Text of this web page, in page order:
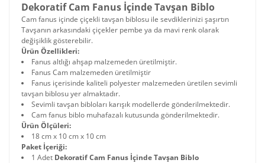
Dekoratif Cam Fanus İçinde Tavşan Biblo
Cam fanus içinde çiçekli tavşan biblosu ile sevdiklerinizi şaşırtın
Tavşanın arkasındaki çiçekler pembe ya da mavi renk olarak
değişiklik gösterebilir.
Ürün Özellikleri:
Fanus altlığı ahşap malzemeden üretilmiştir.
Fanus Cam malzemeden üretilmiştir
Fanus içerisinde kaliteli polyester malzemeden üretilen sevimli
tavşan biblosu yer almaktadır.
Sevimli tavşan bibloları karışık modellerde gönderilmektedir.
Cam fanus biblo muhafazalı kutusunda gönderilmektedir.
Ürün Ölçüleri:
18 cm x 10 cm x 10 cm
Paket İçeriği:
1 Adet Dekoratif Cam Fanus İçinde Tavşan Biblo